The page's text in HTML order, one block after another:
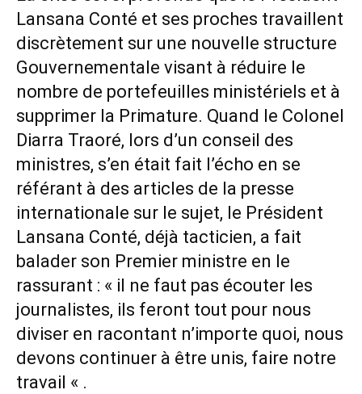
Lansana Conté et ses proches travaillent
discrètement sur une nouvelle structure
Gouvernementale visant à réduire le
nombre de portefeuilles ministériels et à
supprimer la Primature. Quand le Colonel
Diarra Traoré, lors d’un conseil des
ministres, s’en était fait l’écho en se
référant à des articles de la presse
internationale sur le sujet, le Président
Lansana Conté, déjà tacticien, a fait
balader son Premier ministre en le
rassurant : « il ne faut pas écouter les
journalistes, ils feront tout pour nous
diviser en racontant n’importe quoi, nous
devons continuer à être unis, faire notre
travail « .